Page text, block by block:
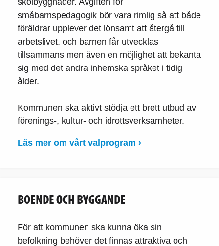
småbarnspedagogik bör vara rimlig så att både
föräldrar upplever det lönsamt att återgå till
arbetslivet, och barnen får utvecklas
tillsammans men även en möjlighet att bekanta
sig med det andra inhemska språket i tidig
ålder.
Kommunen ska aktivt stödja ett brett utbud av
förenings-, kultur- och idrottsverksamheter.
Läs mer om vårt valprogram ›
BOENDE OCH BYGGANDE
För att kommunen ska kunna öka sin
befolkning behöver det finnas attraktiva och